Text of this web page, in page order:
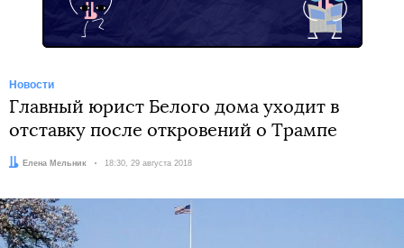
Новости
Главный юрист Белого дома уходит в
отставку после откровений о Трампе
Автор:Елена Мельник Дата:
18:30, 29 августа 2018